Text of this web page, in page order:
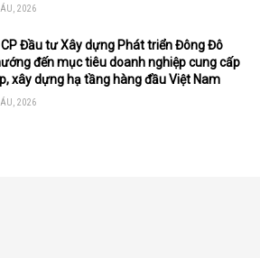
2026
Đầu tư Xây dựng Phát triển Đông Đô
đến mục tiêu doanh nghiệp cung cấp
xây dựng hạ tầng hàng đầu Việt Nam
2026